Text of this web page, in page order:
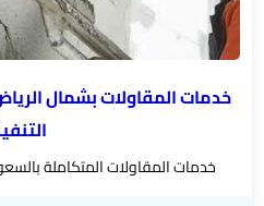
دهانات
خارجية
الرياض
خدمات المقاولات بشمال
خدمات المقاولات المتكاملة